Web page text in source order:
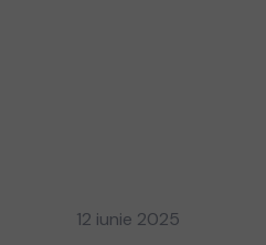
12 iunie 2025